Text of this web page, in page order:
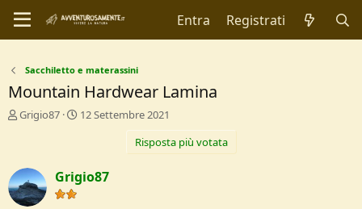
Entra Registrati
Sacchiletto e materassini
Mountain Hardwear Lamina
C
t
o
r
Grigio87
D
d
i
12 Settembre 2021
Risposta più votata
Grigio87